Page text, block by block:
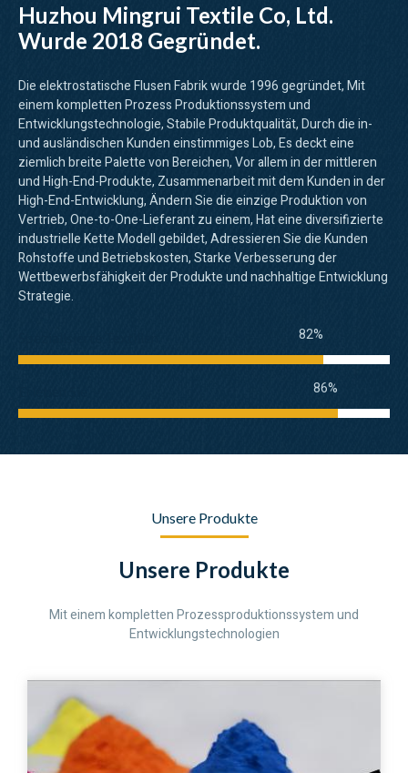
Huzhou Mingrui Textile Co, Ltd.
Wurde 2018 Gegründet.
Die elektrostatische Flusen Fabrik wurde 1996 gegründet, Mit
einem kompletten Prozess Produktionssystem und
Entwicklungstechnologie, Stabile Produktqualität, Durch die in-
und ausländischen Kunden einstimmiges Lob, Es deckt eine
ziemlich breite Palette von Bereichen, Vor allem in der mittleren
und High-End-Produkte, Zusammenarbeit mit dem Kunden in der
High-End-Entwicklung, Ändern Sie die einzige Produktion von
Vertrieb, One-to-One-Lieferant zu einem, Hat eine diversifizierte
industrielle Kette Modell gebildet, Adressieren Sie die Kunden
Rohstoffe und Betriebskosten, Starke Verbesserung der
Wettbewerbsfähigkeit der Produkte und nachhaltige Entwicklung
Strategie.
82%
86%
Unsere Produkte
Unsere Produkte
Mit einem kompletten Prozessproduktionssystem und
Entwicklungstechnologien
Nachricht senden
Nachricht senden
Nachricht senden